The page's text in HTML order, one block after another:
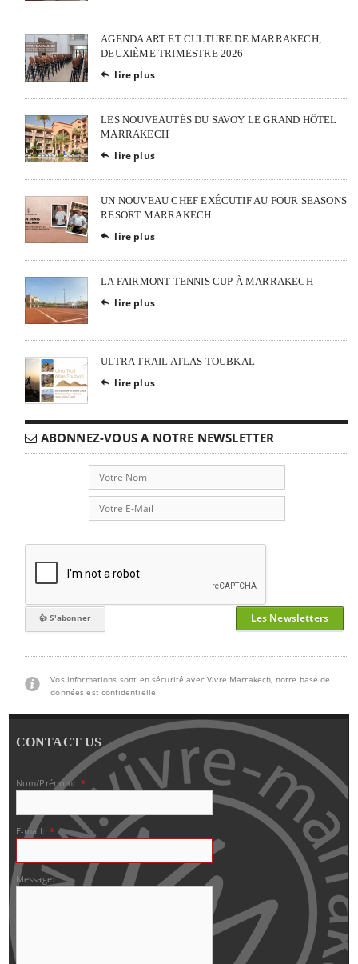
AGENDA ART ET CULTURE DE MARRAKECH,
DEUXIÈME TRIMESTRE 2026
 lire plus
LES NOUVEAUTÉS DU SAVOY LE GRAND HÔTEL
MARRAKECH
 lire plus
UN NOUVEAU CHEF EXÉCUTIF AU FOUR SEASONS
RESORT MARRAKECH
 lire plus
LA FAIRMONT TENNIS CUP À MARRAKECH
 lire plus
ULTRA TRAIL ATLAS TOUBKAL
 lire plus
ABONNEZ-VOUS A NOTRE NEWSLETTER
Les Newsletters
Vos informations sont en sécurité avec Vivre Marrakech, notre base de
données est confidentielle.
CONTACT US
Nom/Prénom: *
E-mail: *
Message: